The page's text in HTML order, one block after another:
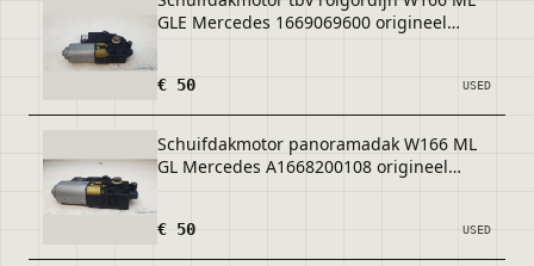
GLE Mercedes 1669069600 origineel
€ 50 USED
Schuifdakmotor panoramadak W166 ML
GL Mercedes A1668200108 origineel
€ 50 USED